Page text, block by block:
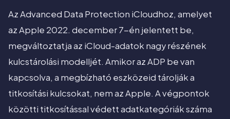
Az Advanced Data Protection iCloudhoz, amelyet
az Apple 2022. december 7-én jelentett be,
megváltoztatja az iCloud-adatok nagy részének
kulcstárolási modelljét. Amikor az ADP be van
kapcsolva, a megbízható eszközeid tárolják a
titkosítási kulcsokat, nem az Apple. A végpontok
közötti titkosítással védett adatkategóriák száma